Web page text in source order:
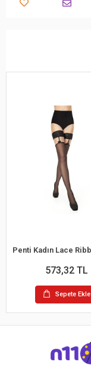
573,32 TL
Sepete Ekle